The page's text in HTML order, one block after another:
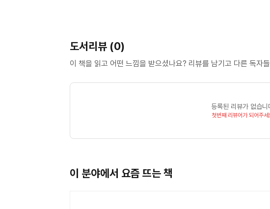
'설득기술학: 우리의 생각과 행동을 바꾸기 위한 컴퓨터의 활
딘 에클스(Dean Eckles)
미국 스탠퍼드대학교의 커뮤니케이션학과 박사과정에 재학 중이
관심 분야는 상호적 기술이 사람들의 행동과 상호작용 양식에 미
설득기술학연구소에서 모바일 설득 연구의 공동책임자로 재임했
연구소(Communication Between Humans and Interactive
커뮤니케이션 네트워크다.
도서리뷰 (0)
이 책을 읽고 어떤 느낌을 받으셨나요? 리뷰를 남기고 다른 독자
등록된 리뷰가 없습니
첫번째 리뷰어가 되어주세
이 분야에서 요즘 뜨는 책